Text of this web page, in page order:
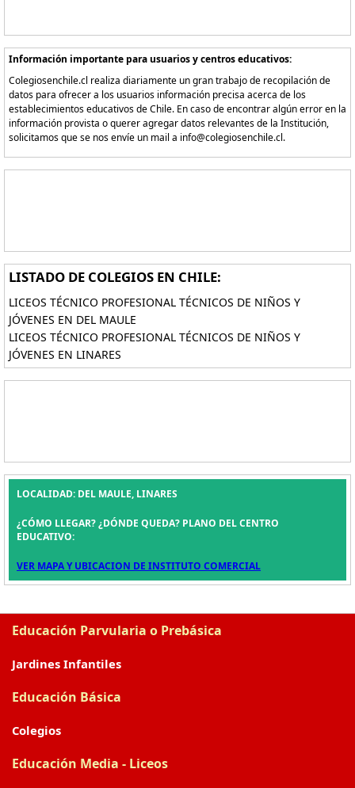
Información importante para usuarios y centros educativos:
Colegiosenchile.cl realiza diariamente un gran trabajo de recopilación de
datos para ofrecer a los usuarios información precisa acerca de los
establecimientos educativos de Chile. En caso de encontrar algún error en la
información provista o querer agregar datos relevantes de la Institución,
solicitamos que se nos envíe un mail a info@colegiosenchile.cl.
LISTADO DE COLEGIOS EN CHILE:
LICEOS TÉCNICO PROFESIONAL TÉCNICOS DE NIÑOS Y
JÓVENES EN DEL MAULE
LICEOS TÉCNICO PROFESIONAL TÉCNICOS DE NIÑOS Y
JÓVENES EN LINARES
LOCALIDAD: DEL MAULE, LINARES
¿CÓMO LLEGAR? ¿DÓNDE QUEDA? PLANO DEL CENTRO
EDUCATIVO:
VER MAPA Y UBICACION DE INSTITUTO COMERCIAL
Educación Parvularia o Prebásica
Jardines Infantiles
Educación Básica
Colegios
Educación Media - Liceos